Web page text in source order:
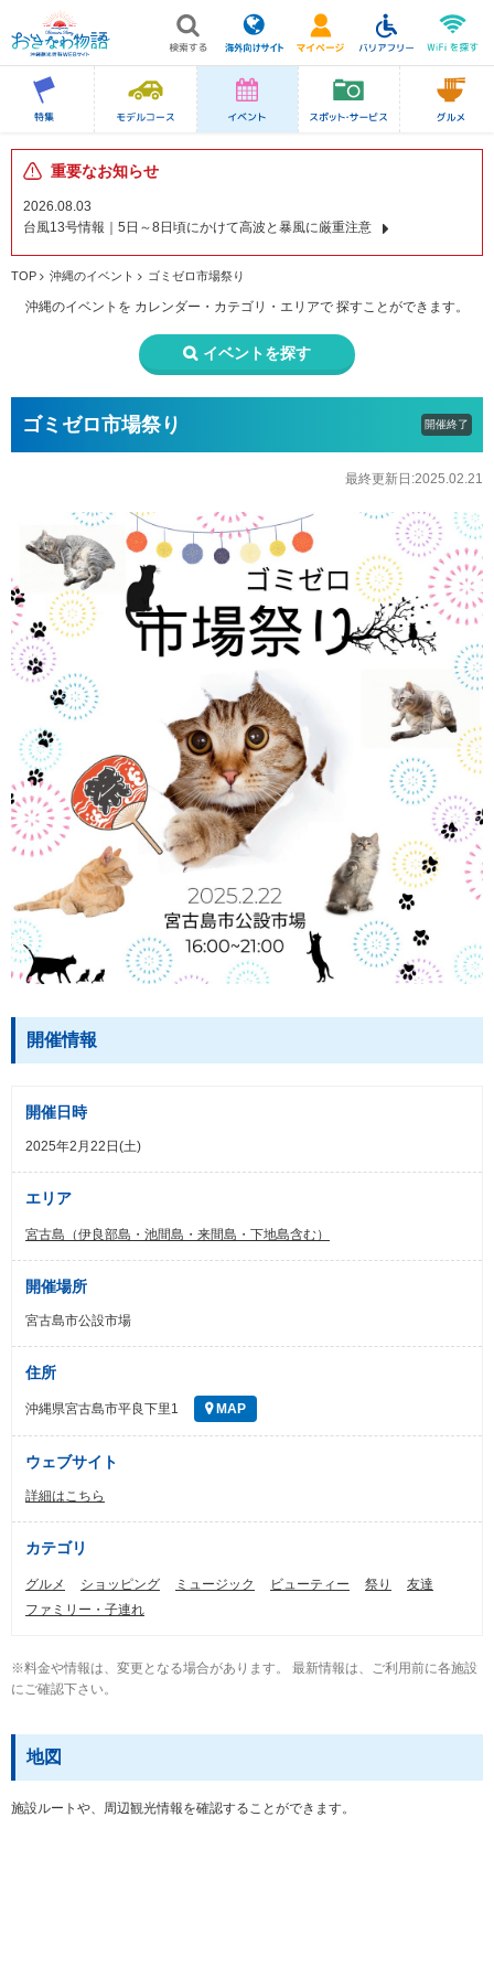
重要なお知らせ
2026.08.03
台風13号情報｜5日～8日頃にかけて高波と暴風に厳重注意
TOP 沖縄のイベント ゴミゼロ市場祭り
沖縄のイベントを カレンダー・カテゴリ・エリアで 探すことができます。
イベントを探す
ゴミゼロ市場祭り 開催終了
最終更新日:2025.02.21
開催情報
開催日時
2025年2月22日(土)
エリア
宮古島（伊良部島・池間島・来間島・下地島含む）
開催場所
宮古島市公設市場
住所
沖縄県宮古島市平良下里1 MAP
ウェブサイト
詳細はこちら
カテゴリ
グルメ ショッピング ミュージック ビューティー 祭り
友達
ファミリー・子連れ
※料金や情報は、変更となる場合があります。 最新情報は、ご利用前に各施設
にご確認下さい。
地図
施設ルートや、周辺観光情報を確認することができます。